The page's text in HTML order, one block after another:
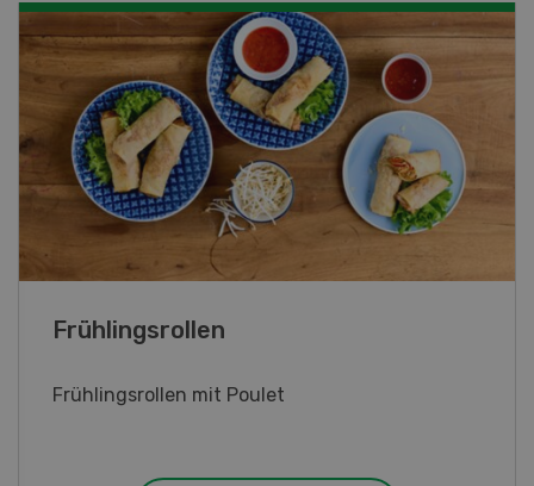
Kalbsgeschnetzeltes mit Apfelsauce
Kalbsgeschnetzeltes mit Apfelsauce, Kräuter